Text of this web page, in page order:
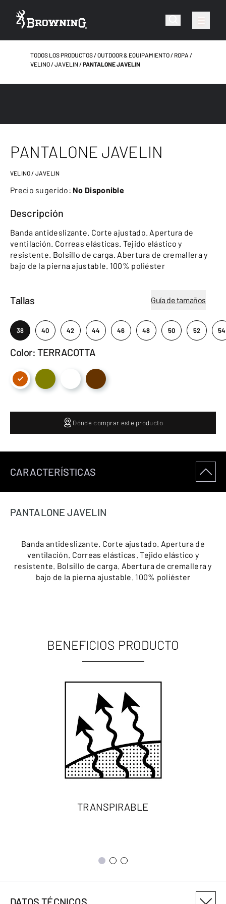
TODOS LOS PRODUCTOS OUTDOOR & EQUIPAMIENTO
ROPA
VELINO / JAVELIN
PANTALONE JAVELIN
PANTALONE JAVELIN
VELINO / JAVELIN
Precio sugerido: No Disponible
Descripción
Banda antideslizante. Corte ajustado. Apertura de
ventilación. Correas elásticas. Tejido elástico y
resistente. Bolsillo de carga. Abertura de cremallera y
bajo de la pierna ajustable. 100% poliéster
Tallas Guía de tamaños
38 40 42 44 46 48 50 52 54
Color: TERRACOTTA
Dónde comprar este producto
CARACTERÍSTICAS
PANTALONE JAVELIN
Banda antideslizante. Corte ajustado. Apertura de
ventilación. Correas elásticas. Tejido elástico y
resistente. Bolsillo de carga. Abertura de cremallera y
bajo de la pierna ajustable. 100% poliéster
BENEFICIOS PRODUCTO
TRANSPIRABLE
DATOS TÉCNICOS